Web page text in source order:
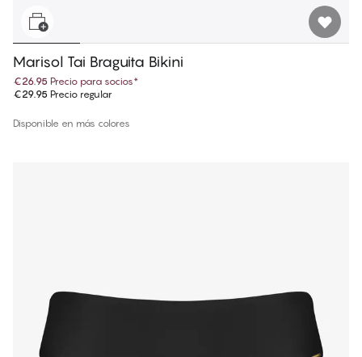
Marisol Tai Braguita Bikini
€26.95 Precio para socios*
€29.95 Precio regular
Disponible en más colores